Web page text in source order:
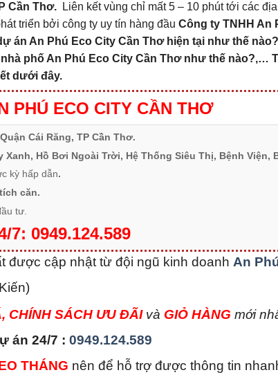
Cần Thơ.
Liên kết vùng chỉ mất 5 – 10 phút tới các
triển bởi công ty uy tín hàng đầu Công ty TNHH An
án An Phú Eco City Cần Thơ hiện tại như thế nào?
phố An Phú Eco City Cần Thơ như thế nào?,…
dưới đây.
PHÚ ECO CITY CẦN THƠ
Cái Răng, TP Cần Thơ.
Hồ Bơi Ngoài Trời, Hệ Thống Siêu Thị, Bệnh Viện,
kỳ hấp dẫn.
căn.
tư.
7: 0949.124.589
được cập nhật từ đội ngũ kinh doanh An
CHÍNH SÁCH ƯU ĐÃIvà GIỎ HÀNG mới
án 24/7 :0949.124.589
THÁNG nên để hỗ trợ được thông tin